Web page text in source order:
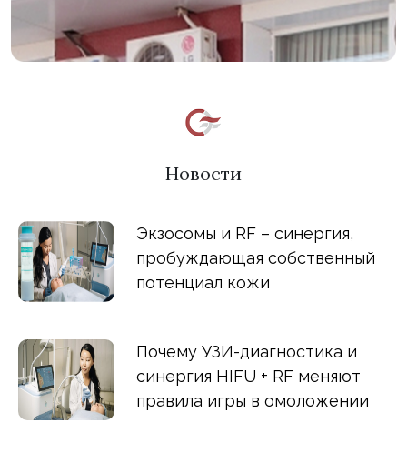
Новости
Экзосомы и RF – синергия,
пробуждающая собственный
потенциал кожи
Почему УЗИ-диагностика и
синергия HIFU + RF меняют
правила игры в омоложении